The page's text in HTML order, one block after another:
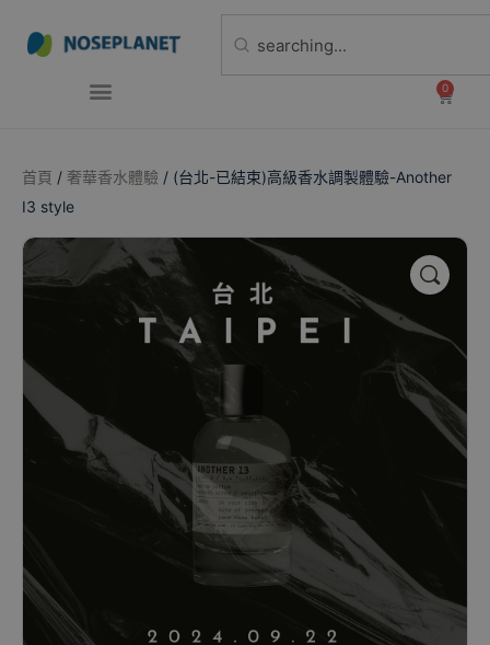
0
首頁 / 奢華香水體驗 / (台北-已結束)高級香水調製體驗-Another
I3 style
🔍